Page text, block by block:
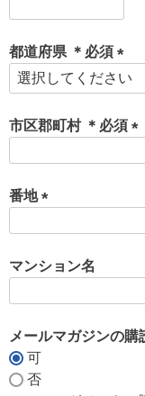
須
)
都道府県 ＊必須
(
須
)
市区郡町村 ＊必須
番地
須
マンション名
メールマガジンの購
可
否